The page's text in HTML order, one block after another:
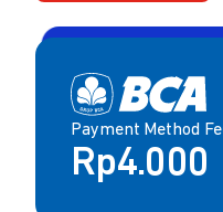
Payment Method
Rp4.000
Payment Method Fee
2,80% +